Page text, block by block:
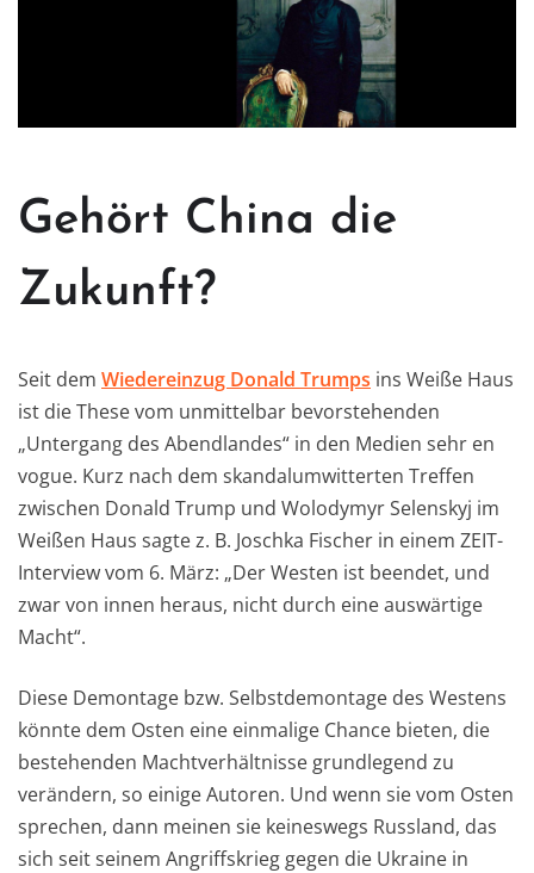
Gehört China die
Zukunft?
Seit dem Wiedereinzug Donald Trumps ins Weiße Haus
ist die These vom unmittelbar bevorstehenden
„Untergang des Abendlandes“ in den Medien sehr en
vogue. Kurz nach dem skandalumwitterten Treffen
zwischen Donald Trump und Wolodymyr Selenskyj im
Weißen Haus sagte z. B. Joschka Fischer in einem ZEIT-
Interview vom 6. März: „Der Westen ist beendet, und
zwar von innen heraus, nicht durch eine auswärtige
Macht“.
Diese Demontage bzw. Selbstdemontage des Westens
könnte dem Osten eine einmalige Chance bieten, die
bestehenden Machtverhältnisse grundlegend zu
verändern, so einige Autoren. Und wenn sie vom Osten
sprechen, dann meinen sie keineswegs Russland, das
sich seit seinem Angriffskrieg gegen die Ukraine in